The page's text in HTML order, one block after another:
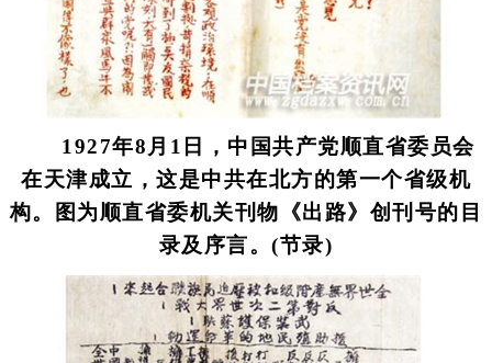
1927年8月1日，中国共产党顺直省委员会
在天津成立，这是中共在北方的第一个省级机
构。图为顺直省委机关刊物《出路》创刊号的目
录及序言。(节录)